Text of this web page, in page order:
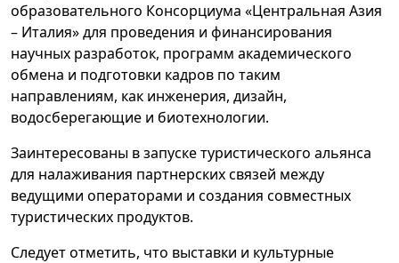
образовательного Консорциума «Центральная Азия
– Италия» для проведения и финансирования
научных разработок, программ академического
обмена и подготовки кадров по таким
направлениям, как инженерия, дизайн,
водосберегающие и биотехнологии.
Заинтересованы в запуске туристического альянса
для налаживания партнерских связей между
ведущими операторами и создания совместных
туристических продуктов.
Следует отметить, что выставки и культурные